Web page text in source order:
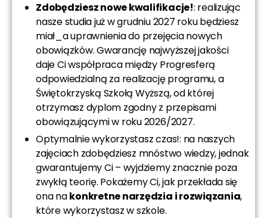
Zdobędziesz nowe kwalifikacje!: realizując
nasze studia już w grudniu 2027 roku będziesz
miał_a uprawnienia do przejęcia nowych
obowiązków. Gwarancję najwyższej jakości
daje Ci współpraca między Progresferą
odpowiedzialną za realizację programu, a
Świętokrzyską Szkołą Wyższą, od której
otrzymasz dyplom zgodny z przepisami
obowiązującymi w roku 2026/2027.
Optymalnie wykorzystasz czas!: na naszych
zajęciach zdobędziesz mnóstwo wiedzy, jednak
gwarantujemy Ci – wyjdziemy znacznie poza
zwykłą teorię. Pokażemy Ci, jak przekłada się
ona nakonkretne narzędzia i rozwiązania,
które wykorzystasz w szkole.